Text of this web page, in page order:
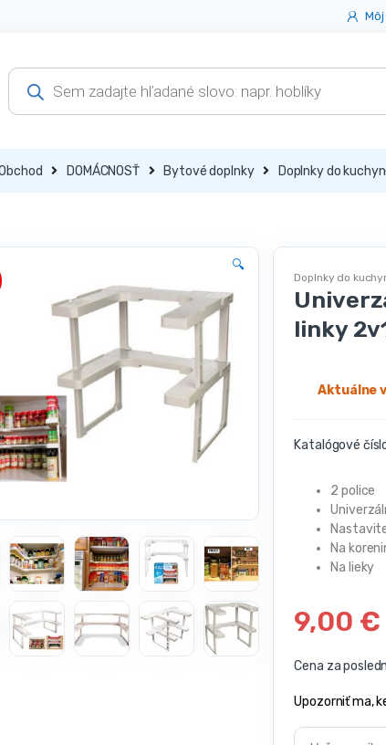
Products
search
DOMÁCNOSŤ Bytové doplnky Doplnky do
🔍
Doplnky do
linky
Aktuálne
Katalógové
2 police
Na
Na lieky
9,00 €
Cena za
Upozorniť ma,